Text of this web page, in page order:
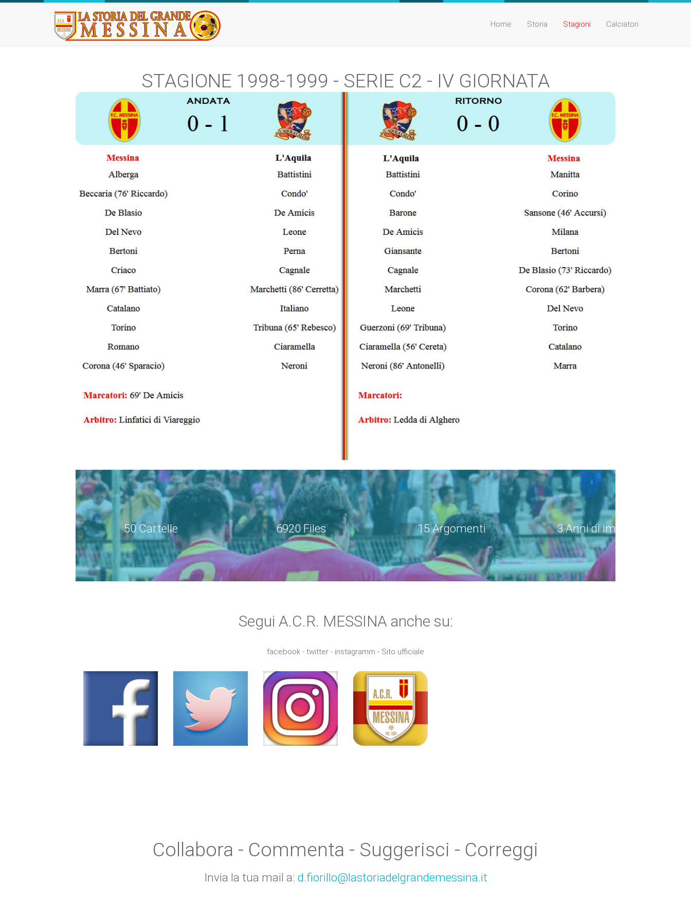
Home Storia Stagioni Calciatori
STAGIONE 1998-1999 - SERIE C2 - IV GIORNATA
50 Cartelle 6920 Files 15 Argomenti 3 Anni di impegno
Segui A.C.R. MESSINA anche su:
facebook - twitter - instagramm - Sito ufficiale
Collabora - Commenta - Suggerisci - Correggi
Invia la tua mail a: d.fiorillo@lastoriadelgrandemessina.it